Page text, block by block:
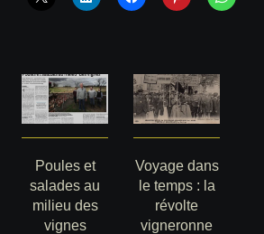
Poules et
salades au
milieu des
vignes
Voyage dans
le temps : la
révolte
vigneronne